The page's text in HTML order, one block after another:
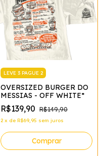
LEVE 3 PAGUE 2
OVERSIZED BURGER DO
MESSIAS - OFF WHITE*
R$139,90 R$149,90
2 x de R$69,95 sem juros
Comprar